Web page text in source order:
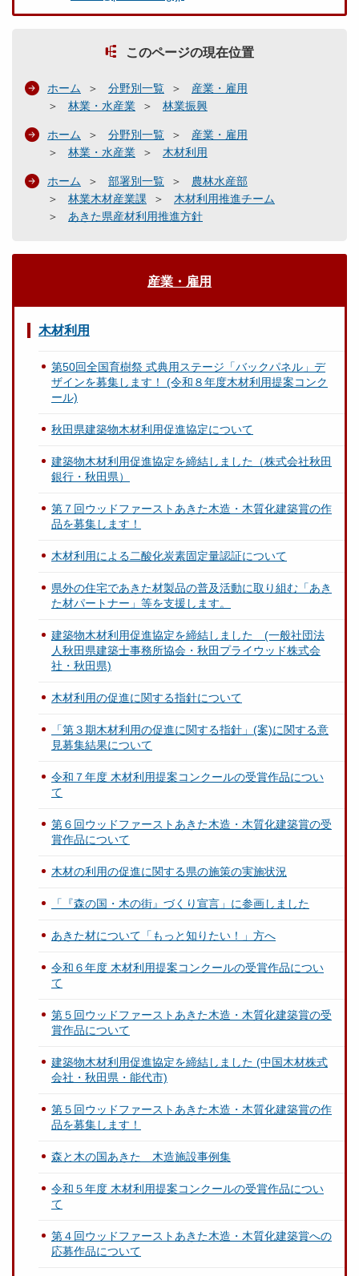
このページの現在位置
ホーム 分野別一覧
産業・雇用
林業・水産業
林業振興
ホーム 分野別一覧
産業・雇用
林業・水産業
木材利用
ホーム 部署別一覧
農林水産部
林業木材産業課
木材利用推進チーム
あきた県産材利用推進方針
産業・雇用
木材利用
第50回全国育樹祭 式典用ステージ「バックパネル」デ
ザインを募集します！ (令和８年度木材利用提案コンク
ール)
秋田県建築物木材利用促進協定について
建築物木材利用促進協定を締結しました（株式会社秋田
銀行・秋田県）
第７回ウッドファーストあきた木造・木質化建築賞の作
品を募集します！
木材利用による二酸化炭素固定量認証について
県外の住宅であきた材製品の普及活動に取り組む「あき
た材パートナー」等を支援します。
建築物木材利用促進協定を締結しました (一般社団法
人秋田県建築士事務所協会・秋田プライウッド株式会
社・秋田県)
木材利用の促進に関する指針について
「第３期木材利用の促進に関する指針」(案)に関する意
見募集結果について
令和７年度 木材利用提案コンクールの受賞作品につい
て
第６回ウッドファーストあきた木造・木質化建築賞の受
賞作品について
木材の利用の促進に関する県の施策の実施状況
「『森の国・木の街』づくり宣言」に参画しました
あきた材について「もっと知りたい！」方へ
令和６年度 木材利用提案コンクールの受賞作品につい
て
第５回ウッドファーストあきた木造・木質化建築賞の受
賞作品について
建築物木材利用促進協定を締結しました (中国木材株式
会社・秋田県・能代市)
第５回ウッドファーストあきた木造・木質化建築賞の作
品を募集します！
森と木の国あきた 木造施設事例集
令和５年度 木材利用提案コンクールの受賞作品につい
て
第４回ウッドファーストあきた木造・木質化建築賞への
応募作品について